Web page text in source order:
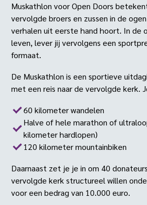
Muskathlon voor Open Doors
vervolgde broers en zussen in de
verhalen uit eerste hand hoort. In de
leven, lever jij vervolgens een
formaat.
De Muskathlon is een sportieve
met een reis naar de vervolgde kerk.
60 kilometer wandelen
Halve of hele marathon of
kilometer hardlopen)
120 kilometer mountainbiken
Daarnaast zet je je in om 40
vervolgde kerk structureel willen
voor een bedrag van 10.000 euro.